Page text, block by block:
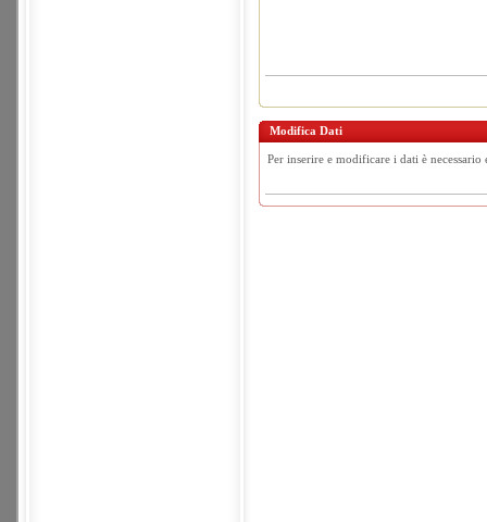
Modifica Dati
Per inserire e modificare i dati è necessario